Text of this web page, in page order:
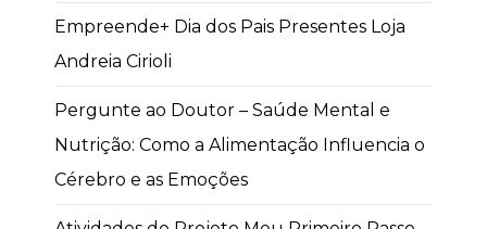
Empreende+ Dia dos Pais Presentes Loja
Andreia Cirioli
Pergunte ao Doutor – Saúde Mental e
Nutrição: Como a Alimentação Influencia o
Cérebro e as Emoções